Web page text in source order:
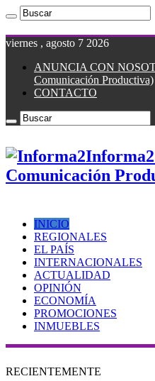
viernes , agosto 7 2026
ANUNCIA CON
Comunicación Productiva)
CONTACTO
Informa2
Comunicación
INICIO
REGIONALES
EL PAÍS
INTERNACIONALES
ACTUALIDAD
OPINIÓN
ECONOMÍA
PROMOCIONES
INMUEBLES
RECIENTEMENTE